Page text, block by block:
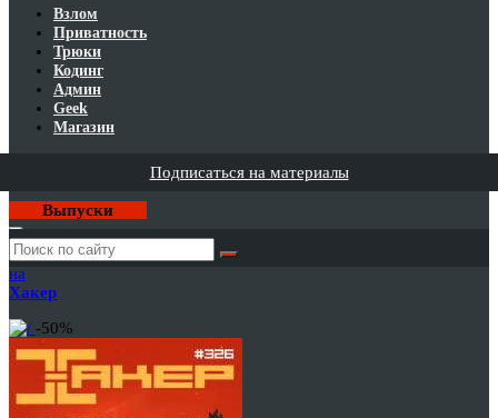
Взлом
Приватность
Трюки
Кодинг
Админ
Geek
Магазин
Подписаться на материалы
Выпуски
Годовая
подписка
на
Хакер
-50%